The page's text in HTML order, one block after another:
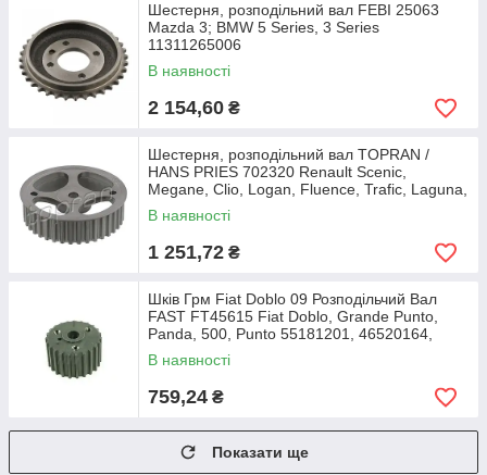
Шестерня, розподільний вал FEBI 25063
Mazda 3; BMW 5 Series, 3 Series
11311265006
В наявності
2 154,60 ₴
Шестерня, розподільний вал TOPRAN /
HANS PRIES 702320 Renault Scenic,
Megane, Clio, Logan, Fluence, Trafic, Laguna,
Kangoo,
В наявності
1 251,72 ₴
Шків Грм Fiat Doblo 09 Розподільчий Вал
FAST FT45615 Fiat Doblo, Grande Punto,
Panda, 500, Punto 55181201, 46520164,
55203781
В наявності
759,24 ₴
Показати ще